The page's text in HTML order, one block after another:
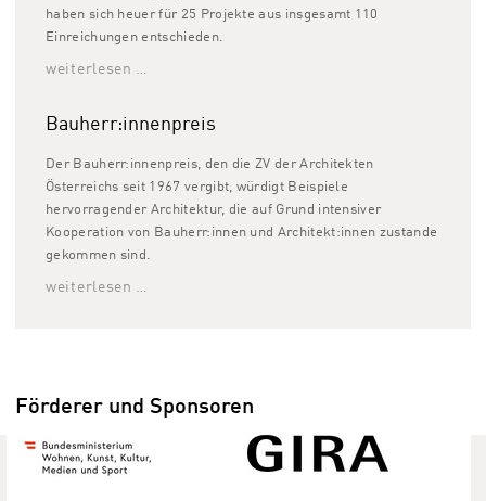
haben sich heuer für 25 Projekte aus insgesamt 110
Einreichungen entschieden.
weiterlesen …
Bauherr:innenpreis
Der Bauherr:innenpreis, den die ZV der Architekten
Österreichs seit 1967 vergibt, würdigt Beispiele
hervorragender Architektur, die auf Grund intensiver
Kooperation von Bauherr:innen und Architekt:innen zustande
gekommen sind.
weiterlesen …
Förderer und Sponsoren